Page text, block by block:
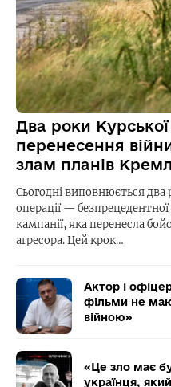
Два роки Курської
перенесення
злам планів
Сьогодні виповнюється два
операції —
кампанії, яка перенесла
агресора. Цей крок…
Актор і
фільми не
війною»
«Це зло має
українця,